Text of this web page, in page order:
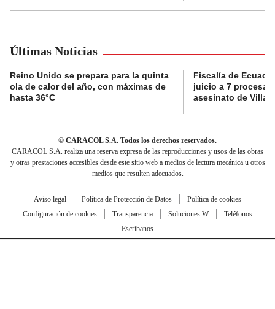
Últimas Noticias
Reino Unido se prepara para la quinta
ola de calor del año, con máximas de
hasta 36°C
Fiscalía de
juicio a 7
asesinato de
© CARACOL S.A. Todos los derechos reservados.
CARACOL S.A. realiza una reserva expresa de las reproducciones y usos de las obras
y otras prestaciones accesibles desde este sitio web a medios de lectura mecánica u otros
medios que resulten adecuados.
Aviso legal Política de Protección de Datos
Política de cookies
Configuración de cookies
Transparencia Soluciones W
Teléfonos
Escríbanos